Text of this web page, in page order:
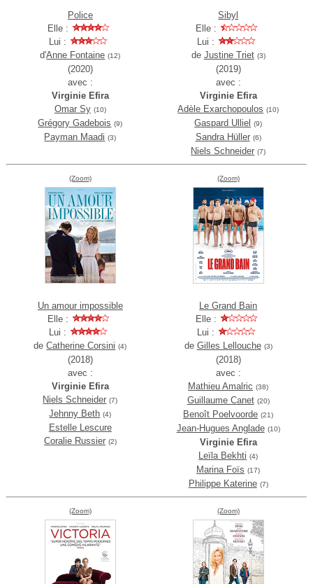
Police
Elle :
Lui :
d'Anne Fontaine (12)
(2020)
avec :
Virginie Efira
Omar Sy (10)
Grégory Gadebois (9)
Payman Maadi (3)
Sibyl
Elle :
Lui :
de Justine Triet (3)
(2019)
avec :
Virginie Efira
Adèle Exarchopoulos (10)
Gaspard Ulliel (9)
Sandra Hüller (6)
Niels Schneider (7)
(Zoom)
Un amour impossible
Elle :
Lui :
deCatherine Corsini (4)
(2018)
avec :
Virginie Efira
Niels Schneider (7)
Jehnny Beth (4)
Estelle Lescure
Coralie Russier (2)
(Zoom)
Le Grand Bain
Elle :
Lui :
de Gilles Lellouche (3)
(2018)
avec :
Mathieu Amalric (38)
Guillaume Canet (20)
Benoît Poelvoorde (21)
Jean-Hugues Anglade (10)
Virginie Efira
Leïla Bekhti (4)
Marina Foïs (17)
Philippe Katerine (7)
(Zoom) (Zoom)